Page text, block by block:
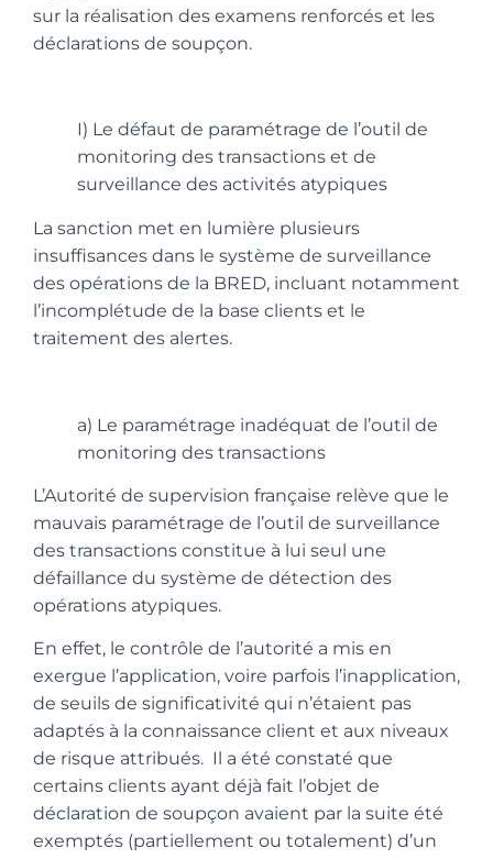
sur la réalisation des examens renforcés et les
déclarations de soupçon.
I) Le défaut de paramétrage de l’outil de
monitoring des transactions et de
surveillance des activités atypiques
La sanction met en lumière plusieurs
insuffisances dans le système de surveillance
des opérations de la BRED, incluant notamment
l’incomplétude de la base clients et le
traitement des alertes.
a) Le paramétrage inadéquat de l’outil de
monitoring des transactions
L’Autorité de supervision française relève que le
mauvais paramétrage de l’outil de surveillance
des transactions constitue à lui seul une
défaillance du système de détection des
opérations atypiques.
En effet, le contrôle de l’autorité a mis en
exergue l’application, voire parfois l’inapplication,
de seuils de significativité qui n’étaient pas
adaptés à la connaissance client et aux niveaux
de risque attribués. Il a été constaté que
certains clients ayant déjà fait l’objet de
déclaration de soupçon avaient par la suite été
exemptés (partiellement ou totalement) d’un